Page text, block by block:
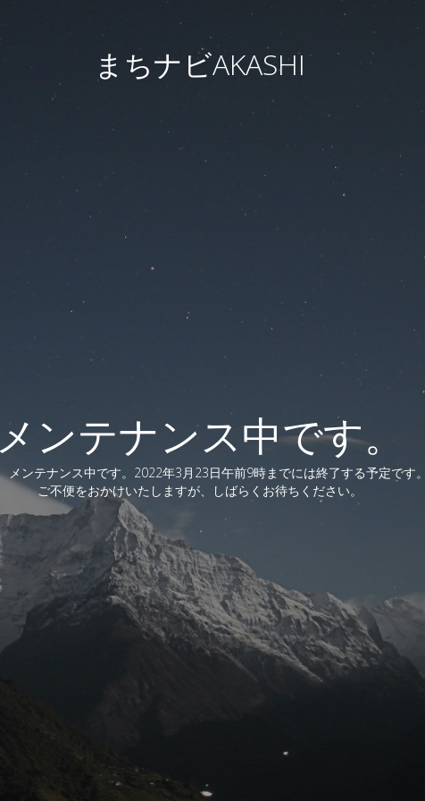
まちナビAKASHI
ンテナンス中です。
メンテナンス中です。2022年3月23日午前9時までには終了する予定です。
ご不便をおかけいたしますが、しばらくお待ちください。